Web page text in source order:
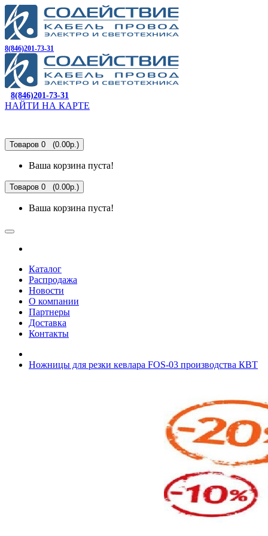
8(846)201-73-31
8(846)201-73-31
НАЙТИ НА КАРТЕ
Товаров 0 (0.00р.)
Ваша корзина пуста!
Товаров 0 (0.00р.)
Ваша корзина пуста!
Каталог
Распродажа
Новости
О компании
Партнеры
Доставка
Контакты
Ножницы для резки кевлара FOS-03 производства КВТ